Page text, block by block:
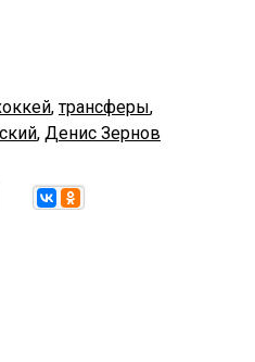
,трансферы,
, Денис Зернов